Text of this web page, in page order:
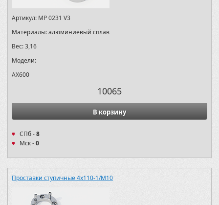
Артикул: MP 0231 V3
Материалы:алюминиевый сплав
Вес:3,16
Модели:
AX600
10065
В корзину
СПб -8
Мск -0
Проставки ступичные 4х110-1/M10